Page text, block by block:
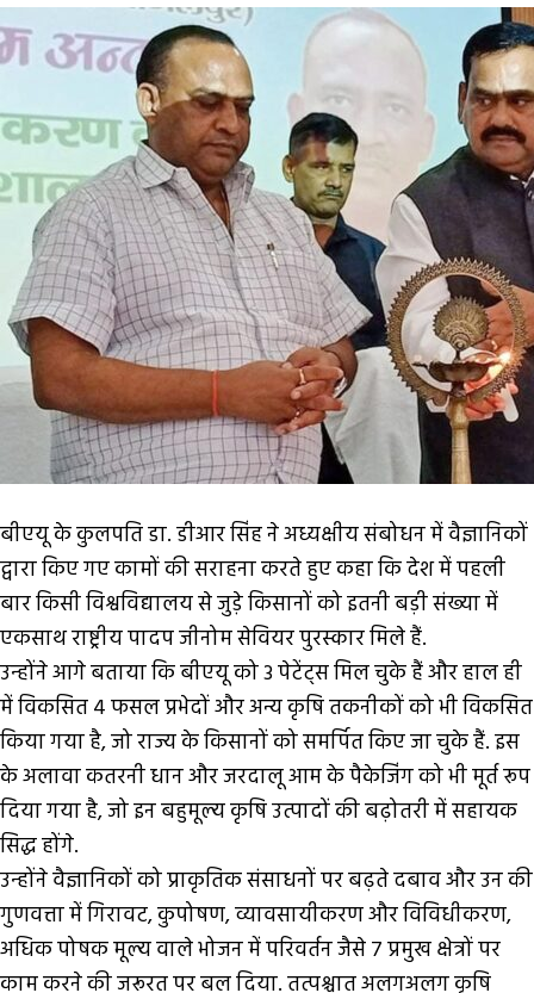
बीएयू के कुलपति डा. डीआर सिंह ने अध्यक्षीय संबोधन में वैज्ञानिकों
द्वारा किए गए कामों की सराहना करते हुए कहा कि देश में पहली
बार किसी विश्वविद्यालय से जुड़े किसानों को इतनी बड़ी संख्या में
एकसाथ राष्ट्रीय पादप जीनोम सेवियर पुरस्कार मिले हैं.
उन्होंने आगे बताया कि बीएयू को 3 पेटेंट्स मिल चुके हैं और हाल ही
में विकसित 4 फसल प्रभेदों और अन्य कृषि तकनीकों को भी विकसित
किया गया है, जो राज्य के किसानों को समर्पित किए जा चुके हैं. इस
के अलावा कतरनी धान और जरदालू आम के पैकेजिंग को भी मूर्त रूप
दिया गया है, जो इन बहुमूल्य कृषि उत्पादों की बढ़ोतरी में सहायक
सिद्ध होंगे.
उन्होंने वैज्ञानिकों को प्राकृतिक संसाधनों पर बढ़ते दबाव और उन की
गुणवत्ता में गिरावट, कुपोषण, व्यावसायीकरण और विविधीकरण,
अधिक पोषक मूल्य वाले भोजन में परिवर्तन जैसे 7 प्रमुख क्षेत्रों पर
काम करने की जरूरत पर बल दिया. तत्पश्चात अलगअलग कृषि